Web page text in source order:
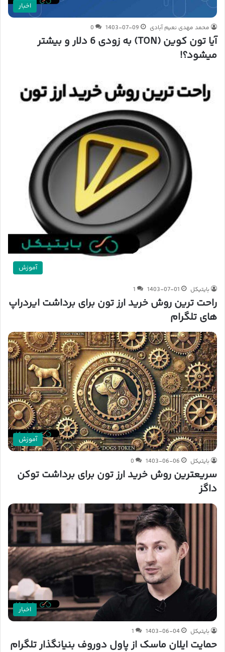
اخبار
محمد مهدی نعیم آبادی 1403-07-09
0
آیا تون کوین (TON) به زودی 6 دلار و بیشتر
میشود؟!
آموزش
بایتیکل 1403-07-01
1
راحت ترین روش خرید ارز تون برای برداشت ایردراپ
های تلگرام
آموزش
بایتیکل 1403-06-06
0
سریعترین روش خرید ارز تون برای برداشت توکن
داگز
اخبار
بایتیکل 1403-06-04
1
حمایت ایلان ماسک از پاول دوروف بنیانگذار تلگرام